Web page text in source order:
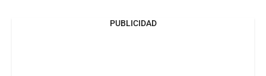
PUBLICIDAD